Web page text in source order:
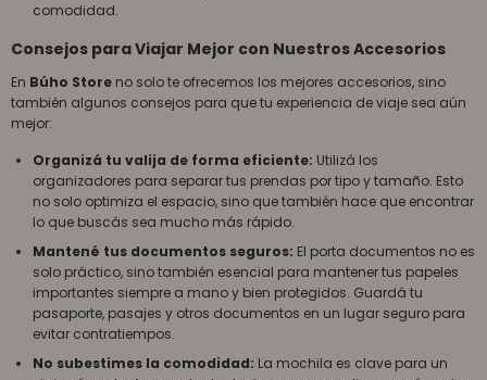
comodidad.
Consejos para Viajar Mejor con Nuestros Accesorios
En Búho Store no solo te ofrecemos los mejores accesorios, sino
también algunos consejos para que tu experiencia de viaje sea aún
mejor:
Organizá tu valija de forma eficiente: Utilizá los
organizadores para separar tus prendas por tipo y tamaño. Esto
no solo optimiza el espacio, sino que también hace que encontrar
lo que buscás sea mucho más rápido.
Mantené tus documentos seguros: El porta documentos no es
solo práctico, sino también esencial para mantener tus papeles
importantes siempre a mano y bien protegidos. Guardá tu
pasaporte, pasajes y otros documentos en un lugar seguro para
evitar contratiempos.
No subestimes la comodidad: La mochila es clave para un